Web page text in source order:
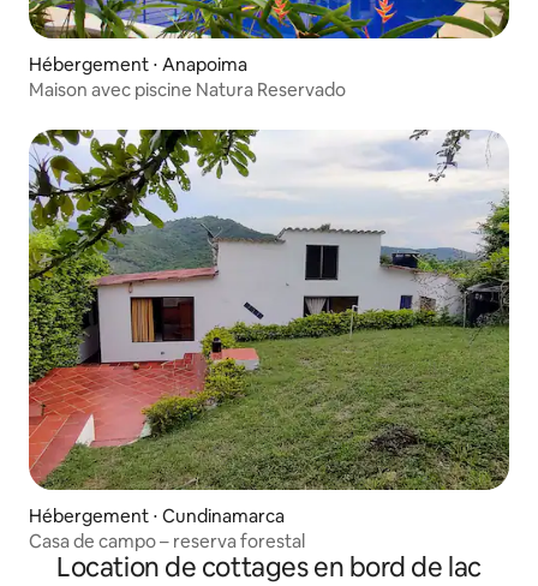
Hébergement ⋅ Anapoima
Maison avec piscine Natura Reservado
Hébergement ⋅ Cundinamarca
Casa de campo – reserva forestal
Location de cottages en bord de lac